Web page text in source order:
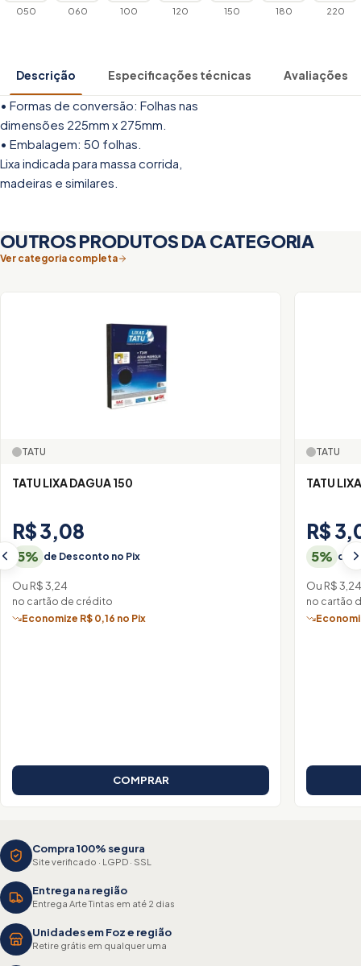
050 060 100 120 150 180 220
Descrição Especificações técnicas Avaliações
• Formas de conversão: Folhas nas
dimensões 225mm x 275mm.
• Embalagem: 50 folhas.
Lixa indicada para massa corrida,
madeiras e similares.
OUTROS PRODUTOS DA CATEGORIA
Ver categoria completa
TATU
TATU LIXA DAGUA 150
R$ 3,08
5% de Desconto no Pix
Ou R$ 3,24
no cartão de crédito
Economize R$ 0,16 no Pix
COMPRAR
TATU
TATU
R$
5% de
Ou R$
no cartão
Compra 100% segura
Site verificado · LGPD · SSL
Entrega na região
Entrega Arte Tintas em até 2 dias
Unidades em Foz e região
Retire grátis em qualquer uma